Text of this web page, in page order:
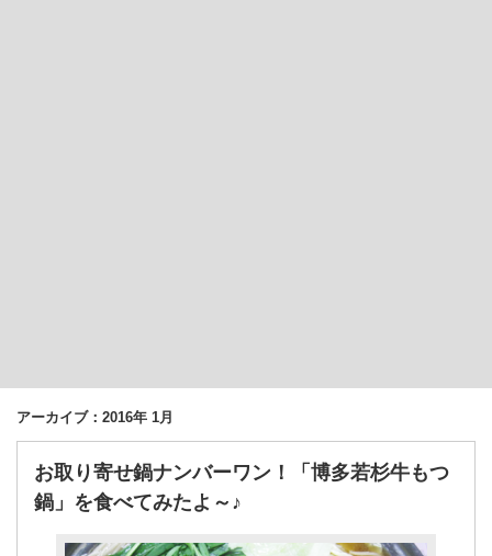
アーカイブ：2016年 1月
お取り寄せ鍋ナンバーワン！「博多若杉牛もつ
鍋」を食べてみたよ～♪